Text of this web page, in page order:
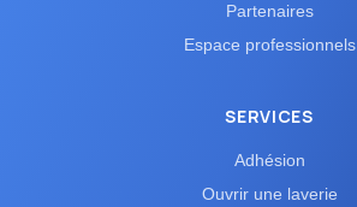
Partenaires
Espace professionnels
SERVICES
Adhésion
Ouvrir une laverie